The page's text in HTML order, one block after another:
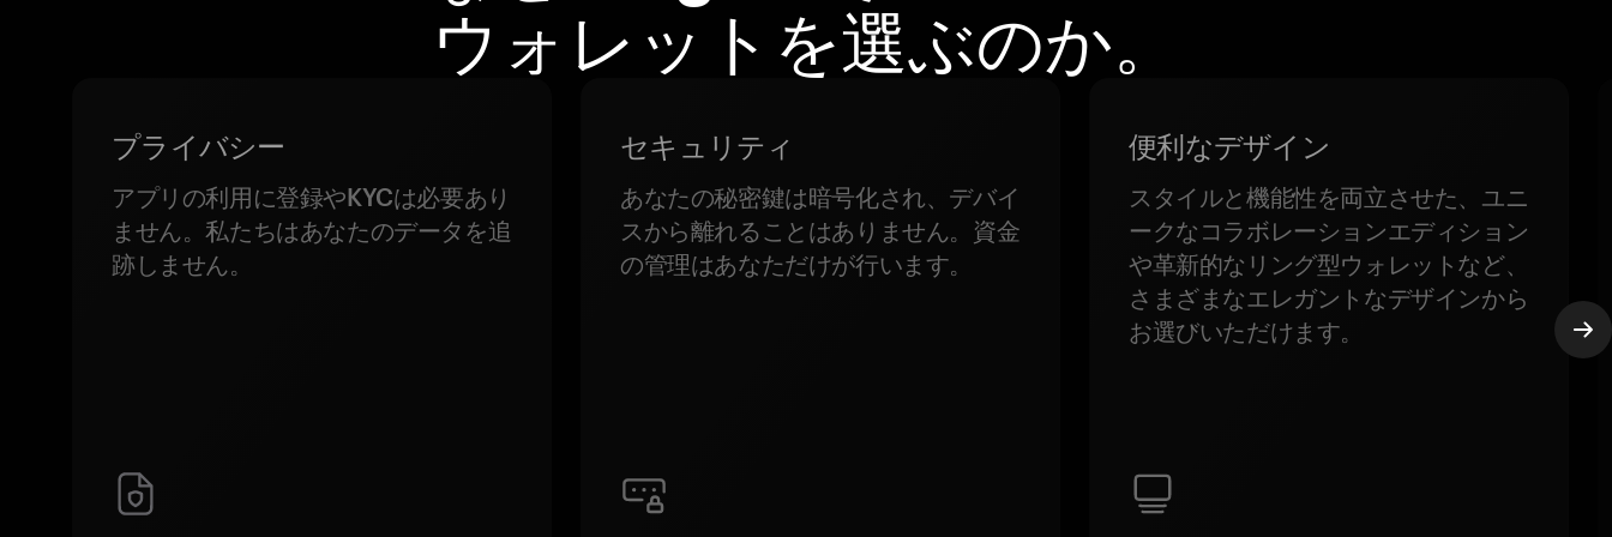
ウォレットを選ぶのか。
プライバシー
アプリの利用に登録やKYCは必要あり
ません。私たちはあなたのデータを追
跡しません。
セキュリティ
あなたの秘密鍵は暗号化され、デバイ
スから離れることはありません。資金
の管理はあなただけが行います。
便利なデザイン
スタイルと機能性を両立させた、ユニ
ークなコラボレーションエディション
や革新的なリング型ウォレットなど、
さまざまなエレガントなデザインから
お選びいただけます。